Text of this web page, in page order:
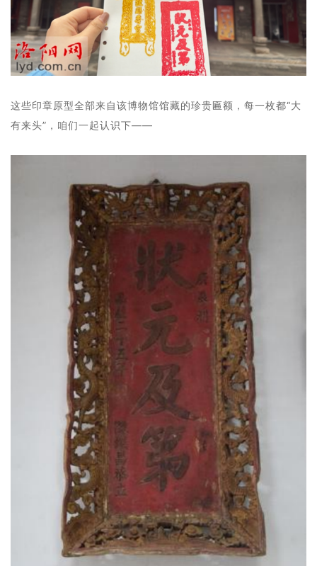
这些印章原型全部来自该博物馆馆藏的珍贵匾额，每一枚都“大
有来头”，咱们一起认识下——